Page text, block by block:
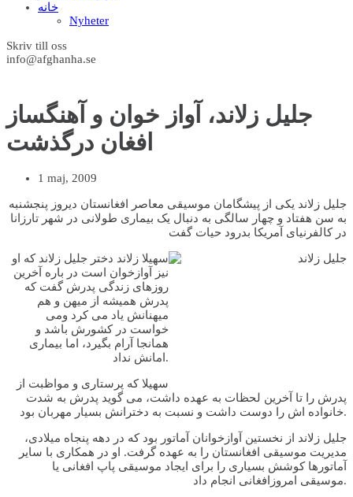
خانه
Nyheter
Skriv till oss
info@afghanha.se
جلیل زلاند، آواز خوان و آهنگساز
افغان درگذشت
1 maj, 2009
جلیل زلاند یکی از پیشگامان موسیقی معاصر افغانستان دیروز پنجشنبه
به سن هفتاد و چهار سالگی به دنبال یک بیماری طولانی در شهر تارزانا
در کالفرنیای آمریکا بدرود حیات گفت
سهیلا زلاند دختر جلیل زلاند که او
نیز آوازخوان است در باره آخرین
روزهای زندگی پدرش گفت که
پدرش همیشه از میهن و هم
میهنانش یاد می کرد ومی
خواست در کشورش باشد و
همانجا آرام بگیرد، اما بیماری
امانش نداد.
سهیلا که پرستاری و مواظبت از
پدرش را تا آخرین لحظات به عهده داشت، می گوید پدرش به شدت
خانواده اش را دوست داشت و نسبت به دخترانش بسیار مهربان بود.
جلیل زلاند از نخستین آوازخوانان آماتور بود که در دهه پنجاه میلادی،
مدیریت موسیقی افغانستان را به عهده گرفت. او در همکاری با سایر
آماتورها کوشش بسیاری را برای ایجاد موسیقی پاپ افغانی یا
موسیقی امروزافغانی انجام داد.